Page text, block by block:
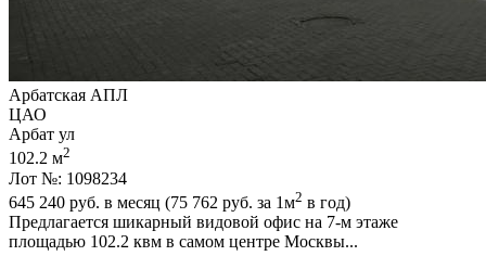
Арбатская АПЛ
ЦАО
Арбат ул
102.2 м2
Лот №: 1098234
645 240 руб. в месяц (75 762 руб. за 1м2 в год)
Предлагается шикарный видовой офис на 7-м этаже
площадью 102.2 квм в самом центре Москвы...